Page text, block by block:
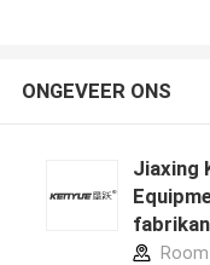
ONGEVEER ONS
Jiaxing